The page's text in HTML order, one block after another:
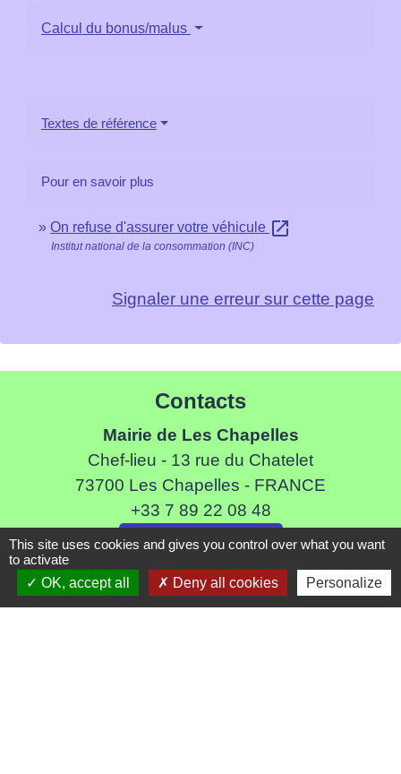
Calcul du bonus/malus
Textes de référence
Pour en savoir plus
On refuse d'assurer votre véhicule open_in_new
Institut national de la consommation (INC)
Signaler une erreur sur cette page
Contacts
Mairie de Les Chapelles
Chef-lieu - 13 rue du Chatelet
73700 Les Chapelles - FRANCE
+33 7 89 22 08 48
Contact par formulaire
Liens
This site uses cookies and gives you control over what you want
to activate
OK, accept all
Deny all cookies Personalize